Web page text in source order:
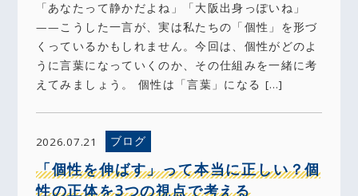
「あなたって静かだよね」「大阪出身っぽいね」
——こうした一言が、実は私たちの「個性」を形づ
くっているかもしれません。今回は、個性がどのよ
うに言葉になっていくのか、その仕組みを一緒に考
えてみましょう。 個性は「言葉」になる […]
2026.07.21 ブログ
「個性を伸ばす」って本当に正しい？個
性の正体を3つの視点で考える